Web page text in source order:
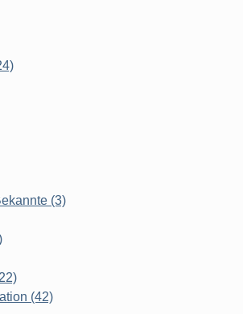
(3)
(42)